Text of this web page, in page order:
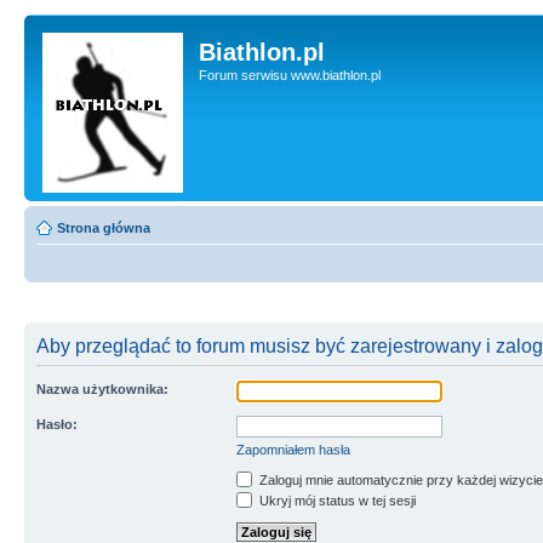
Biathlon.pl
Forum serwisu www.biathlon.pl
Strona główna
Aby przeglądać to forum musisz być zarejestrowany i
Nazwa użytkownika:
Hasło:
Zapomniałem hasła
Zaloguj mnie automatycznie przy każdej wizycie
Ukryj mój status w tej sesji